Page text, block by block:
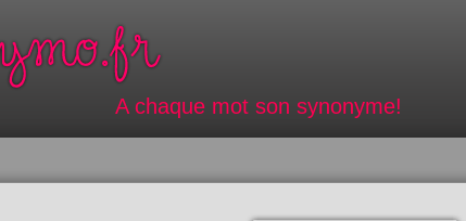
A chaque mot son synonyme!